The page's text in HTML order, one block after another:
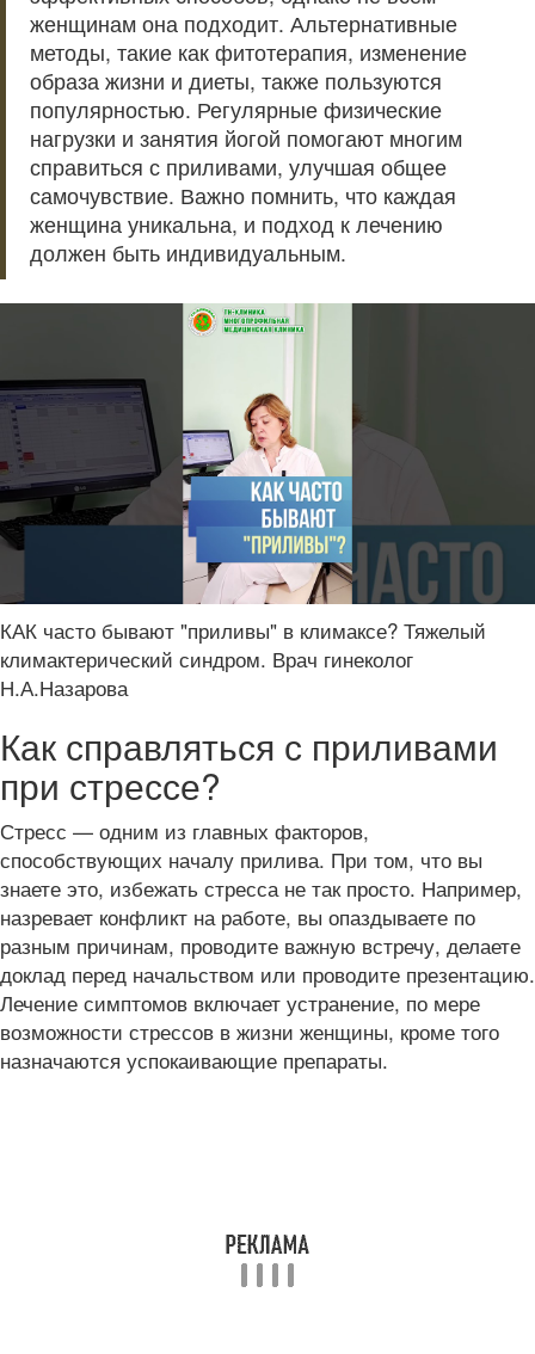
женщинам она подходит. Альтернативные
методы, такие как фитотерапия, изменение
образа жизни и диеты, также пользуются
популярностью. Регулярные физические
нагрузки и занятия йогой помогают многим
справиться с приливами, улучшая общее
самочувствие. Важно помнить, что каждая
женщина уникальна, и подход к лечению
должен быть индивидуальным.
КАК часто бывают "приливы" в климаксе? Тяжелый
климактерический синдром. Врач гинеколог
Н.А.Назарова
Как справляться с приливами
при стрессе?
Стресс — одним из главных факторов,
способствующих началу прилива. При том, что вы
знаете это, избежать стресса не так просто. Например,
назревает конфликт на работе, вы опаздываете по
разным причинам, проводите важную встречу, делаете
доклад перед начальством или проводите презентацию.
Лечение симптомов включает устранение, по мере
возможности стрессов в жизни женщины, кроме того
назначаются успокаивающие препараты.